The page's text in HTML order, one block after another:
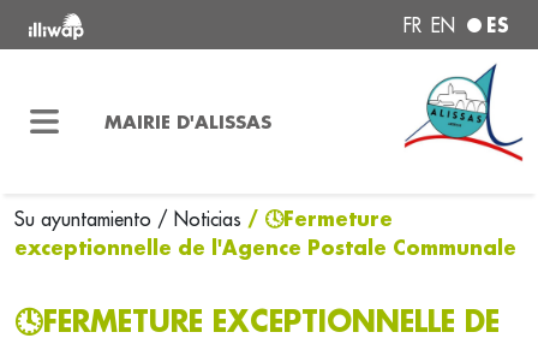
FR EN ES
MAIRIE D'ALISSAS
Su ayuntamiento / Noticias / 🕓Fermeture
exceptionnelle de l'Agence Postale Communale
🕓FERMETURE EXCEPTIONNELLE DE